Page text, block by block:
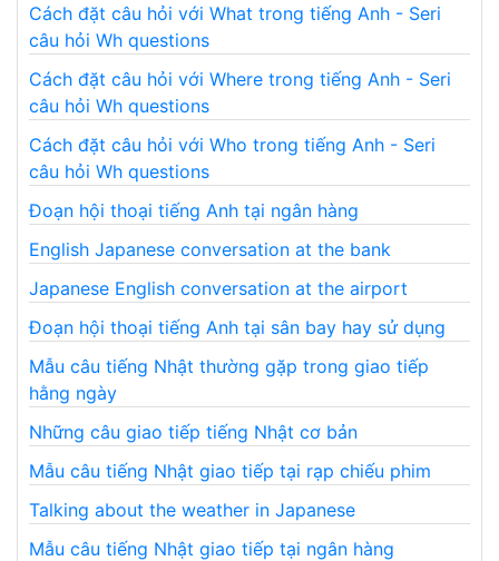
Cách đặt câu hỏi với What trong tiếng Anh - Seri
câu hỏi Wh questions
Cách đặt câu hỏi với Where trong tiếng Anh - Seri
câu hỏi Wh questions
Cách đặt câu hỏi với Who trong tiếng Anh - Seri
câu hỏi Wh questions
Đoạn hội thoại tiếng Anh tại ngân hàng
English Japanese conversation at the bank
Japanese English conversation at the airport
Đoạn hội thoại tiếng Anh tại sân bay hay sử dụng
Mẫu câu tiếng Nhật thường gặp trong giao tiếp
hằng ngày
Những câu giao tiếp tiếng Nhật cơ bản
Mẫu câu tiếng Nhật giao tiếp tại rạp chiếu phim
Talking about the weather in Japanese
Mẫu câu tiếng Nhật giao tiếp tại ngân hàng